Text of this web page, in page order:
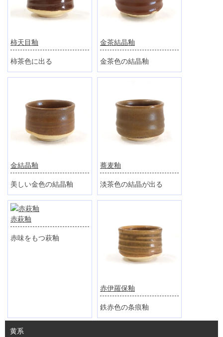
柿天目釉
柿茶色に出る
金茶結晶釉
金茶色の結晶釉
金結晶釉
美しい金色の結晶釉
蕎麦釉
淡茶色の結晶が出る
赤萩釉
赤味をもつ萩釉
赤伊羅保釉
鉄赤色の条痕釉
黄系